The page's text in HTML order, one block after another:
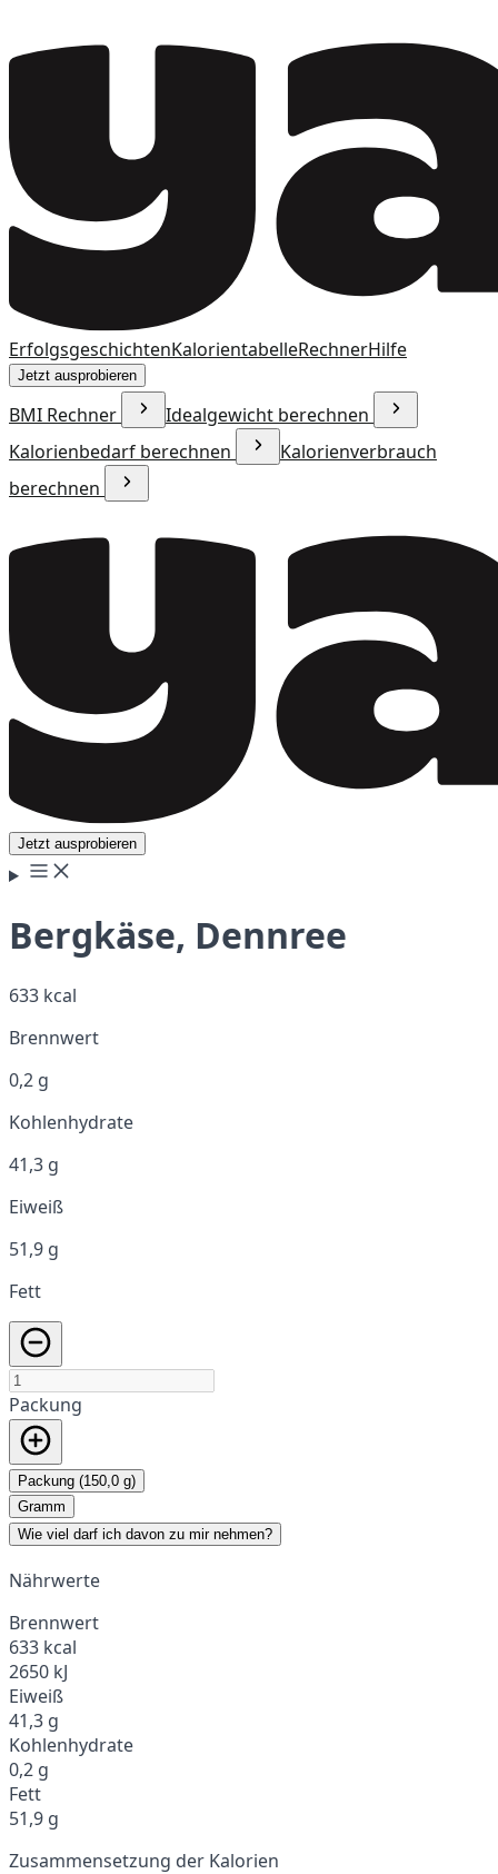
ErfolgsgeschichtenKalorientabelleRechnerHilfe
Jetzt ausprobieren
BMI Rechner
Idealgewicht berechnen
Kalorienbedarf berechnen
Kalorienverbrauch
berechnen
Jetzt ausprobieren
Bergkäse, Dennree
633 kcal
Brennwert
0,2 g
Kohlenhydrate
41,3 g
Eiweiß
51,9 g
Fett
Packung
Packung (150,0 g)
Gramm
Wie viel darf ich davon zu mir nehmen?
Nährwerte
Brennwert
633 kcal
2650 kJ
Eiweiß
41,3 g
Kohlenhydrate
0,2 g
Fett
51,9 g
Zusammensetzung der Kalorien